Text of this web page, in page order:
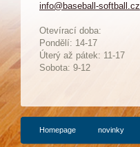
info@baseball-softball.cz
Otevírací doba:
Pondělí: 14-17
Úterý až pátek: 11-17
Sobota: 9-12
Homepage novinky